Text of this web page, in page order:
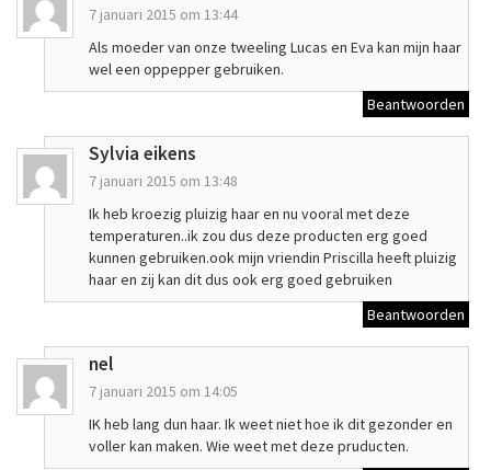
7 januari 2015 om 13:44
Als moeder van onze tweeling Lucas en Eva kan mijn haar
wel een oppepper gebruiken.
Beantwoorden
Sylvia eikens
7 januari 2015 om 13:48
Ik heb kroezig pluizig haar en nu vooral met deze
temperaturen..ik zou dus deze producten erg goed
kunnen gebruiken.ook mijn vriendin Priscilla heeft pluizig
haar en zij kan dit dus ook erg goed gebruiken
Beantwoorden
nel
7 januari 2015 om 14:05
IK heb lang dun haar. Ik weet niet hoe ik dit gezonder en
voller kan maken. Wie weet met deze pruducten.